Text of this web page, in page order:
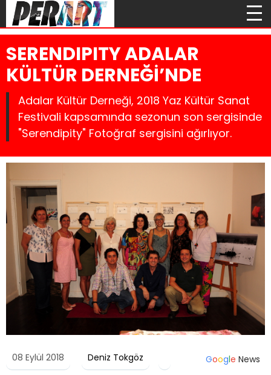
SERENDIPITY ADALAR
KÜLTÜR DERNEĞİ’NDE
Adalar Kültür Derneği, 2018 Yaz Kültür Sanat
Festivali kapsamında sezonun son sergisinde
"Serendipity" Fotoğraf sergisini ağırlıyor.
08 Eylül 2018 Deniz Tokgöz Google News